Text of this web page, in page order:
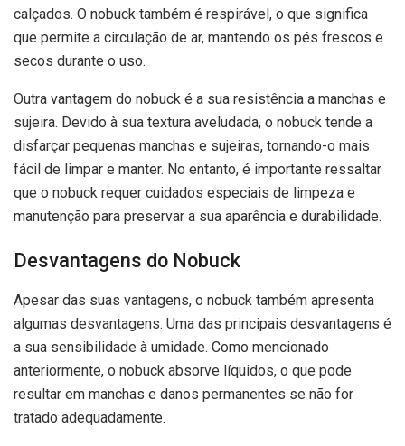
calçados. O nobuck também é respirável, o que significa
que permite a circulação de ar, mantendo os pés frescos e
secos durante o uso.
Outra vantagem do nobuck é a sua resistência a manchas e
sujeira. Devido à sua textura aveludada, o nobuck tende a
disfarçar pequenas manchas e sujeiras, tornando-o mais
fácil de limpar e manter. No entanto, é importante ressaltar
que o nobuck requer cuidados especiais de limpeza e
manutenção para preservar a sua aparência e durabilidade.
Desvantagens do Nobuck
Apesar das suas vantagens, o nobuck também apresenta
algumas desvantagens. Uma das principais desvantagens é
a sua sensibilidade à umidade. Como mencionado
anteriormente, o nobuck absorve líquidos, o que pode
resultar em manchas e danos permanentes se não for
tratado adequadamente.